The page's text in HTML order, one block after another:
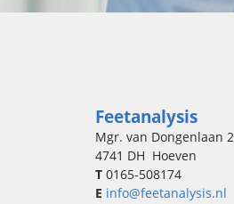
Feetanalysis
Mgr. van Dongenlaan 2
4741 DH Hoeven
T 0165-508174
E info@feetanalysis.nl